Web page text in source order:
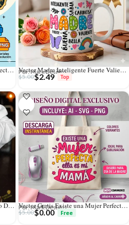
Flork Mujer con Trofeo y Vincha Vector para Sublimación Vector Madre Inteligente Fuerte Valiente Diseño para Sublimación
Por: Mark Designs
$5.00$2.49
Vector Aquí la de los Huevos soy yo Diseño Divertido para Sublimar Vector Gratis Existe una Mujer Perfecta Mi Mamá para Sublimación
Por: Mark Designs
$5.00$0.00